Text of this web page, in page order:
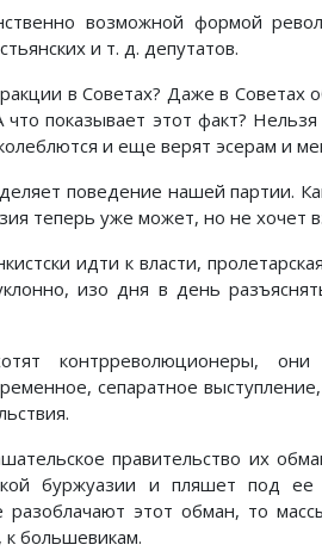
возможной формой
и т. д. депутатов.
в Советах? Даже в Советах
показывает этот факт? Нельзя
и еще верят эсерам и
поведение нашей партии.
теперь уже может, но не хочет
идти к власти,
изо дня в день
контрреволюционеры, они
сепаратное
правительство их
буржуазии и пляшет под
разоблачают этот обман, то
к большевикам.